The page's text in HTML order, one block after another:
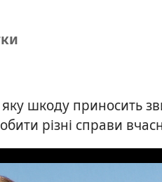
шкоду приносить
різні справи